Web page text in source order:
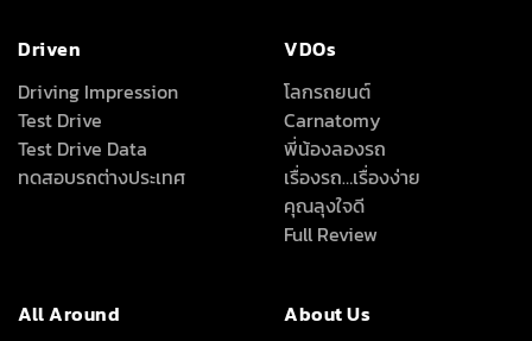
Driven
Driving Impression
Test Drive
Test Drive Data
ทดสอบรถต่างประเทศ
VDOs
โลกรถยนต์
Carnatomy
พี่น้องลองรถ
เรื่องรถ…เรื่องง่าย
คุณลุงใจดี
Full Review
All Around
About Us